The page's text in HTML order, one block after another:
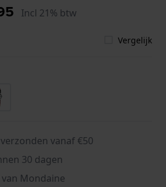
Incl 21% btw
Vergelijk
vanaf €50
30 dagen
van Mondaine